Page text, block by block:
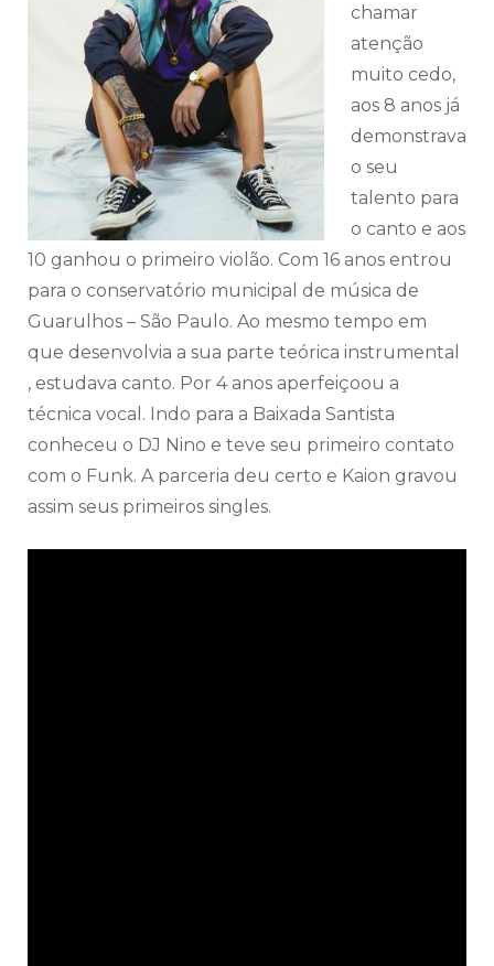
chamar
atenção
muito cedo,
aos 8 anos já
demonstrava
o seu
talento para
o canto e aos
10 ganhou o primeiro violão. Com 16 anos entrou
para o conservatório municipal de música de
Guarulhos – São Paulo. Ao mesmo tempo em
que desenvolvia a sua parte teórica instrumental
, estudava canto. Por 4 anos aperfeiçoou a
técnica vocal. Indo para a Baixada Santista
conheceu o DJ Nino e teve seu primeiro contato
com o Funk. A parceria deu certo e Kaion gravou
assim seus primeiros singles.